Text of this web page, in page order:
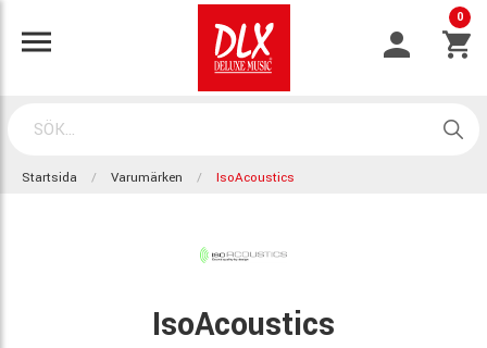
0
Startsida Varumärken IsoAcoustics
IsoAcoustics